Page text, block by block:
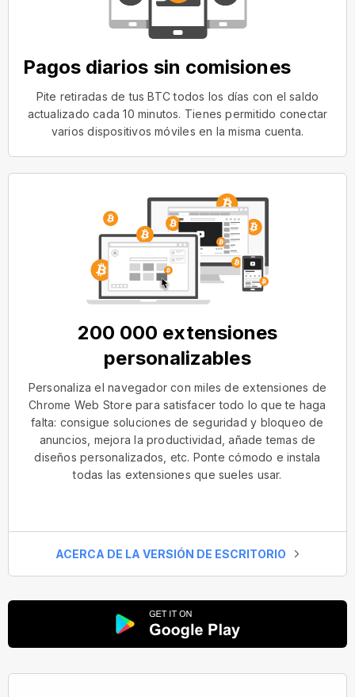
Pagos diarios sin comisiones
Pite retiradas de tus BTC todos los días con el saldo
actualizado cada 10 minutos. Tienes permitido conectar
varios dispositivos móviles en la misma cuenta.
200 000 extensiones
personalizables
Personaliza el navegador con miles de extensiones de
Chrome Web Store para satisfacer todo lo que te haga
falta: consigue soluciones de seguridad y bloqueo de
anuncios, mejora la productividad, añade temas de
diseños personalizados, etc. Ponte cómodo e instala
todas las extensiones que sueles usar.
ACERCA DE LA VERSIÓN DE ESCRITORIO